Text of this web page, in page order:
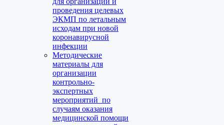
проведения целевых
ЭКМП по летальным
исходам при новой
коронавирусной
инфекции
Методические
материалы для
организации
контрольно-
экспертных
мероприятий по
случаям оказания
медицинской помощи